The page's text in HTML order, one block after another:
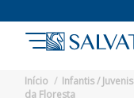
Início Infantis / Juvenis
da Floresta